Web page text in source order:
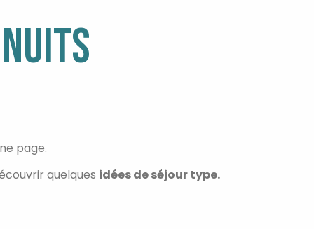
page.
quelques idées de séjour type.